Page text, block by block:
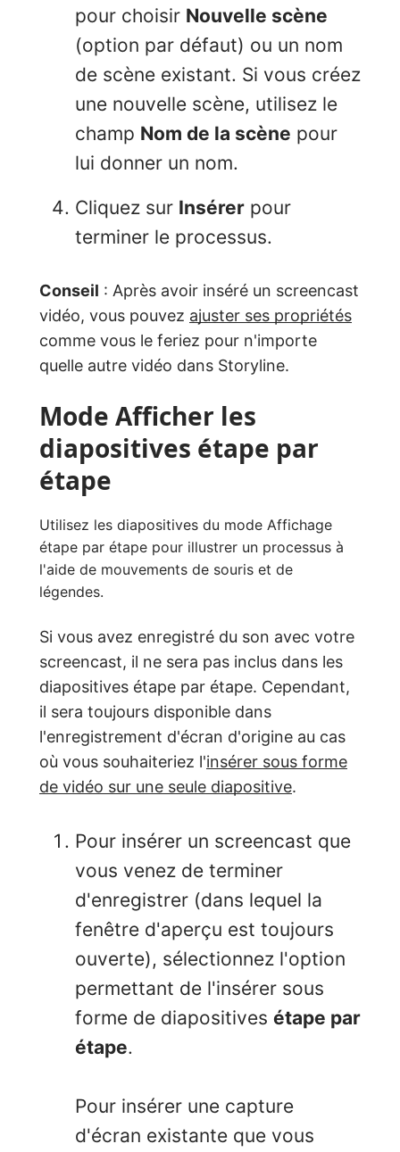
pour choisir Nouvelle scène
(option par défaut) ou un nom
de scène existant. Si vous créez
une nouvelle scène, utilisez le
champ Nom de la scène pour
lui donner un nom.
Cliquez sur Insérer pour
terminer le processus.
Conseil : Après avoir inséré un screencast
vidéo, vous pouvez ajuster ses propriétés
comme vous le feriez pour n'importe
quelle autre vidéo dans Storyline.
Mode Afficher les
diapositives étape par
étape
Utilisez les diapositives du mode Affichage
étape par étape pour illustrer un processus à
l'aide de mouvements de souris et de
légendes.
Si vous avez enregistré du son avec votre
screencast, il ne sera pas inclus dans les
diapositives étape par étape. Cependant,
il sera toujours disponible dans
l'enregistrement d'écran d'origine au cas
où vous souhaiteriez l'insérer sous forme
de vidéo sur une seule diapositive.
Pour insérer un screencast que
vous venez de terminer
d'enregistrer (dans lequel la
fenêtre d'aperçu est toujours
ouverte), sélectionnez l'option
permettant de l'insérer sous
forme de diapositives étape par
étape.
Pour insérer une capture
d'écran existante que vous